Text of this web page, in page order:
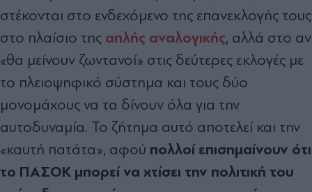
στέκονται στο ενδεχόμενο της επανεκλογής τους
στο πλαίσιο της απλής αναλογικής, αλλά στο αν
«θα μείνουν ζωντανοί» στις δεύτερες εκλογές με
το πλειοψηφικό σύστημα και τους δύο
μονομάχους να τα δίνουν όλα για την
αυτοδυναμία. Το ζήτημα αυτό αποτελεί και την
«καυτή πατάτα», αφού πολλοί επισημαίνουν ότι
το ΠΑΣΟΚ μπορεί να χτίσει την πολιτική του